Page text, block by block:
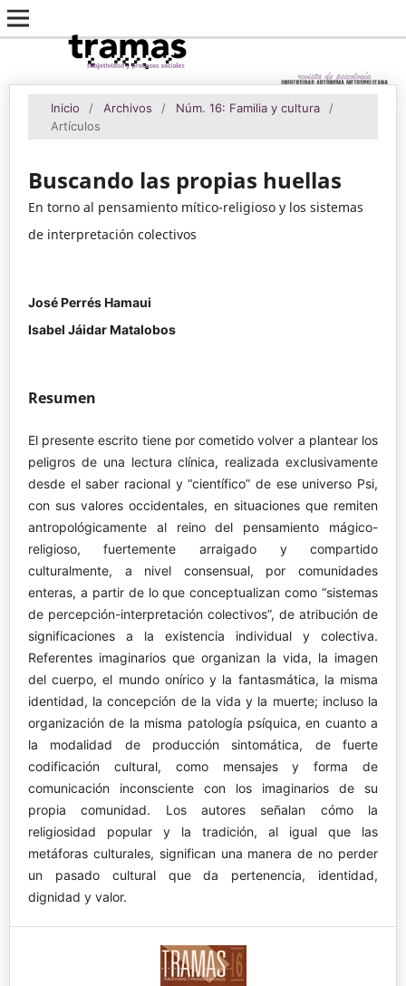
Inicio / Archivos / Núm. 16: Familia y cultura
/
Artículos
Buscando las propias huellas
En torno al pensamiento mítico-religioso y los sistemas
de interpretación colectivos
José Perrés Hamaui
Isabel Jáidar Matalobos
Resumen
El presente escrito tiene por cometido volver a plantear los
peligros de una lectura clínica, realizada exclusivamente
desde el saber racional y “científico” de ese universo Psi,
con sus valores occidentales, en situaciones que remiten
antropológicamente al reino del pensamiento mágico-
religioso, fuertemente arraigado y compartido
culturalmente, a nivel consensual, por comunidades
enteras, a partir de lo que conceptualizan como “sistemas
de percepción-interpretación colectivos”, de atribución de
significaciones a la existencia individual y colectiva.
Referentes imaginarios que organizan la vida, la imagen
del cuerpo, el mundo onírico y la fantasmática, la misma
identidad, la concepción de la vida y la muerte; incluso la
organización de la misma patología psíquica, en cuanto a
la modalidad de producción sintomática, de fuerte
codificación cultural, como mensajes y forma de
comunicación inconsciente con los imaginarios de su
propia comunidad. Los autores señalan cómo la
religiosidad popular y la tradición, al igual que las
metáforas culturales, significan una manera de no perder
un pasado cultural que da pertenencia, identidad,
dignidad y valor.